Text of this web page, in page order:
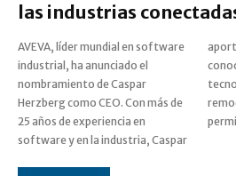
las industrias
AVEVA, líder mundial en software
industrial, ha anunciado el
nombramiento de Caspar
Herzberg como CEO. Con más de
25 años de experiencia en
software y en la industria, Caspar
aporta un profundo
conocimiento de cómo la
tecnología puede transformar y
remodelar las industrias,